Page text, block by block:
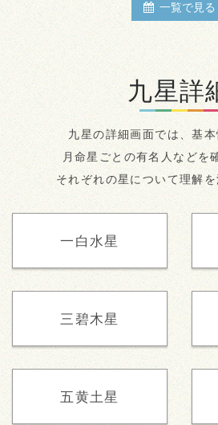
一覧で見る
九星詳
九星の詳細画面では、基本
月命星ごとの有名人などを
それぞれの星について理解を
一白水星
三碧木星
五黄土星